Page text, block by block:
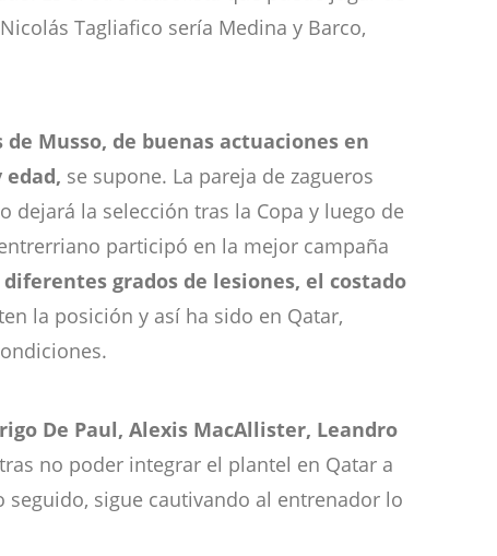
Tagliafico sería Medina y Barco,
Musso, de buenas actuaciones en
se supone. La pareja de zagueros
dejará la selección tras la Copa y luego de
participó en la mejor campaña
diferentes grados de lesiones, el costado
la posición y así ha sido en Qatar,
De Paul, Alexis MacAllister, Leandro
no poder integrar el plantel en Qatar a
sigue cautivando al entrenador lo